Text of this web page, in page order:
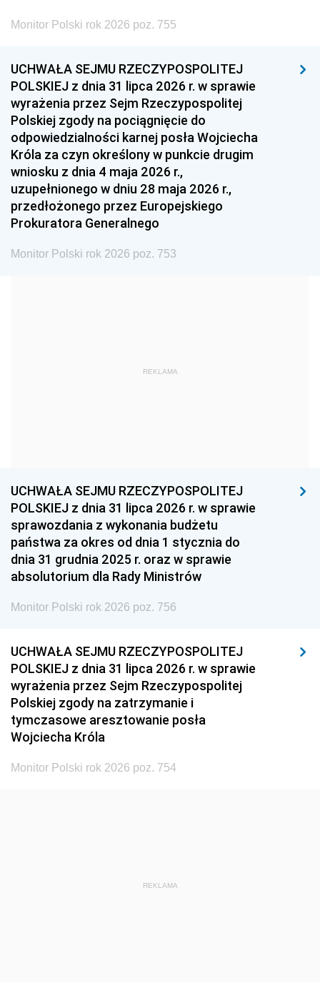
1996 1995 1994
1993 1992 1991
1990 1989
1987 1986 1985
1984 1983
1981 1980 1979
1978 1977
1975 1974
1959
1939 1938 1937
1936 1930
Monitor Polski rok 2026 poz. 755
UCHWAŁA SEJMU RZECZYPOSPOLITEJ
POLSKIEJ z dnia 31 lipca 2026 r. w sprawie
wyrażenia przez Sejm Rzeczypospolitej
Polskiej zgody na pociągnięcie do
odpowiedzialności karnej posła Wojciecha
Króla za czyn określony w punkcie drugim
wniosku z dnia 4 maja 2026 r.,
uzupełnionego w dniu 28 maja 2026 r.,
przedłożonego przez Europejskiego
Prokuratora Generalnego
Monitor Polski rok 2026 poz. 753
REKLAMA
UCHWAŁA SEJMU RZECZYPOSPOLITEJ
POLSKIEJ z dnia 31 lipca 2026 r. w sprawie
sprawozdania z wykonania budżetu
państwa za okres od dnia 1 stycznia do
dnia 31 grudnia 2025 r. oraz w sprawie
absolutorium dla Rady Ministrów
Monitor Polski rok 2026 poz. 756
UCHWAŁA SEJMU RZECZYPOSPOLITEJ
POLSKIEJ z dnia 31 lipca 2026 r. w sprawie
wyrażenia przez Sejm Rzeczypospolitej
Polskiej zgody na zatrzymanie i
tymczasowe aresztowanie posła
Wojciecha Króla
Monitor Polski rok 2026 poz. 754
REKLAMA